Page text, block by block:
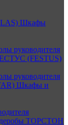
Шкафы
руководителя
(FESTUS)
руководителя
Шкафы и
ТОРСТОН